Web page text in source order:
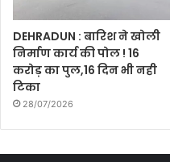
DEHRADUN : बारिश ने खोली
निर्माण कार्य की पोल ! 16
करोड़ का पुल,16 दिन भी नही
टिका
28/07/2026